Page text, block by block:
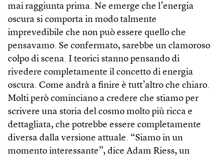
mai raggiunta prima. Ne emerge che l’energia
oscura si comporta in modo talmente
imprevedibile che non può essere quello che
pensavamo. Se confermato, sarebbe un clamoroso
colpo di scena. I teorici stanno pensando di
rivedere completamente il concetto di energia
oscura. Come andrà a finire è tutt’altro che chiaro.
Molti però cominciano a credere che stiamo per
scrivere una storia del cosmo molto più ricca e
dettagliata, che potrebbe essere completamente
diversa dalla versione attuale. “Siamo in un
momento interessante”, dice Adam Riess, un